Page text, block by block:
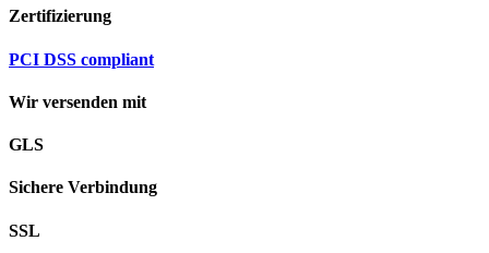
Zertifizierung
PCI DSS compliant
Wir versenden mit
GLS
Sichere Verbindung
SSL